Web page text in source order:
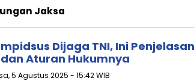
Jaksa
Dijaga TNI, Ini
Aturan Hukumnya
5 Agustus 2025 - 15:42 WIB